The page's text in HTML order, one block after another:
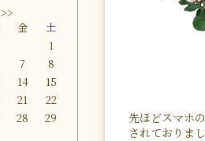
>>
金
土
1
7
8
14
15
21
22
28
29
先ほどスマホ
されておりま